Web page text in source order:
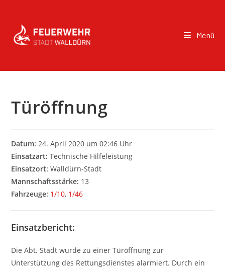
Menü
Türöffnung
Datum: 24. April 2020 um 02:46 Uhr
Einsatzart: Technische Hilfeleistung
Einsatzort: Walldürn-Stadt
Mannschaftsstärke: 13
Fahrzeuge: 1/10, 1/46
Einsatzbericht:
Die Abt. Stadt wurde zu einer Türöffnung zur
Unterstützung des Rettungsdienstes alarmiert. Durch ein